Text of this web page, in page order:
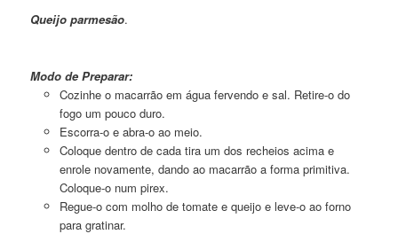
Queijo parmesão.
Modo de Preparar:
Cozinhe o macarrão em água fervendo e sal. Retire-o do
fogo um pouco duro.
Escorra-o e abra-o ao meio.
Coloque dentro de cada tira um dos recheios acima e
enrole novamente, dando ao macarrão a forma primitiva.
Coloque-o num pirex.
Regue-o com molho de tomate e queijo e leve-o ao forno
para gratinar.